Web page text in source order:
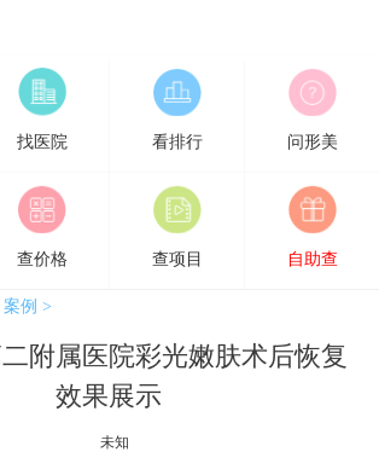
找医院 看排行 问形美
查价格 查项目 自助查
案例 >
附属医院彩光嫩肤术后恢复
效果展示
未知